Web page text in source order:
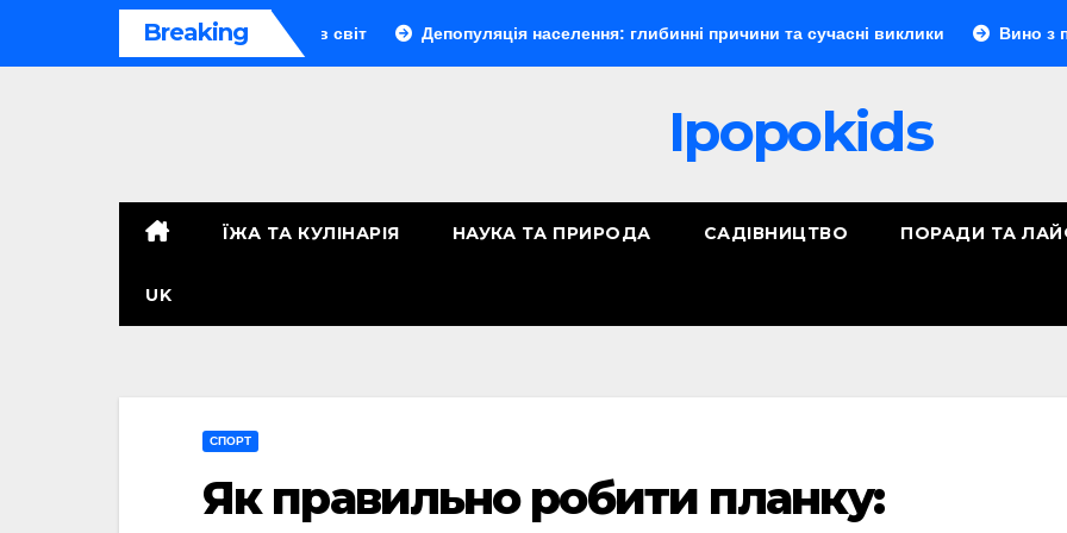
Breaking
трапез, що захопив світ Депопуляція населення: глибинні причини та сучасні виклики Вино з порічок:
Ipopokids
ЇЖА ТА КУЛІНАРІЯ НАУКА ТА ПРИРОДА САДІВНИЦТВО ПОРАДИ ТА
UK
СПОРТ
Як правильно робити планку: